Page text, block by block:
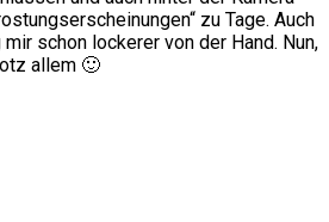
zu Tage. Auch
schon lockerer von der Hand. Nun,
allem 🙂